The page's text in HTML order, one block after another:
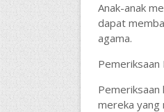
Anak-anak
dapat
agama.
Pemeriksaan
mereka yang